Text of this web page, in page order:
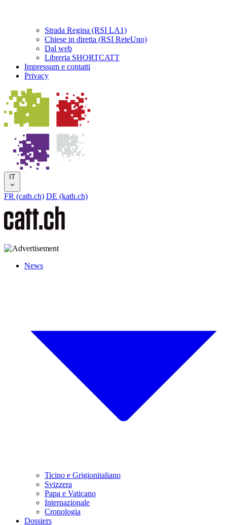
Strada Regina (RSI LA1)
Chiese in diretta (RSI ReteUno)
Dal web
Libreria SHORTCATT
Impressum e contatti
Privacy
IT
FR (cath.ch) DE (kath.ch)
News
Ticino e Grigionitaliano
Svizzera
Papa e Vaticano
Internazionale
Cronologia
Dossiers